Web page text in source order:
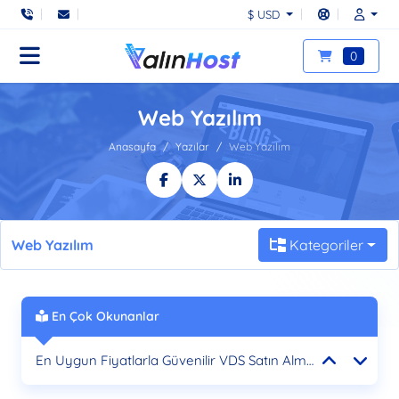
$ USD
0
Web Yazılım
Anasayfa Yazılar Web Yazılım
Web Yazılım Kategoriler
En Çok Okunanlar
E-Ticaret Hosting: Online Mağazanız İçin En İyi Çözümler
En Uygun Fiyatlarla Güvenilir VDS Satın Alma Rehberi